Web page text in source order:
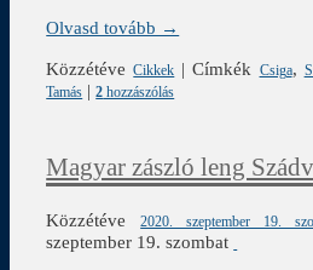
Olvasd tovább →
Közzétéve Cikkek |Címkék Csiga,
Tamás |2 hozzászólás
Magyar zászló leng
Közzétéve2020. szeptember 19.
szeptember 19. szombat